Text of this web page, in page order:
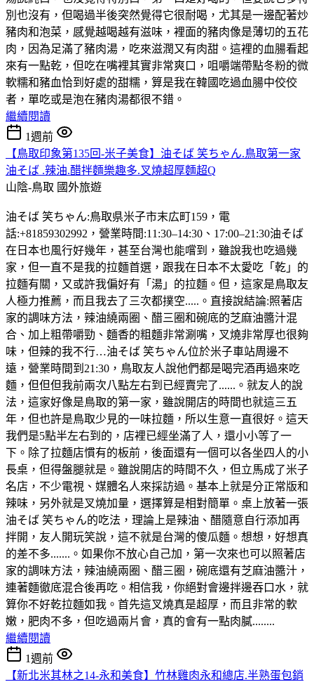
別也沒有，但喝過半後突然覺得它很耐喝，尤其是一邊配著炒
豬肉和泡菜，感覺越喝越有滋味，裡面的豬肉像是薄切的五花
肉，因為足滿了豬肉湯，吃來滋潤又有肉甜。這裡的血腸看起
來有一點乾，但吃在嘴裡其實非常爽口，咀嚼端帶點冬粉的微
軟糯和豬血恰到好處的甜糯，算是我在韓國吃過血腸中佼佼
者，單吃或是泡在豬肉湯都很不錯。
繼續閱讀
1週前
【鳥取印象第135回-米子美食】油そば 笑ちゃん.鳥取第一家
油そば .辣油.醋拌麵樂趣多.叉燒超厚麵超Q
山陰-鳥取 國外旅遊
油そば 笑ちゃん:鳥取県米子市末広町159，電
話:+81859302992，營業時間:11:30–14:30、17:00–21:30油そば
在日本也風行好幾年，甚至台灣也能嚐到，雖說我也吃過幾
家，但一直不是我的拉麵首選，跟我在日本不太愛吃「乾」的
拉麵有關，又或許我偏好有「湯」的拉麵。但，這家是鳥取友
人極力推薦，而且我去了三次都撲空.....。直接說結論:照著店
家的調味方法，辣油繞兩圈、醋三圈和碗底的芝麻油醬汁混
合、加上粗帶嚼勁、麵香的粗麵非常涮嘴，叉燒非常厚也很夠
味，但辣的我不行…油そば 笑ちゃん位於米子車站周邊不
遠，營業時間到21:30，鳥取友人說他們都是喝完酒再過來吃
麵，但但但我前兩次八點左右到已經賣完了......。就友人的說
法，這家好像是鳥取的第一家，雖說開店的時間也就這三五
年，但也許是鳥取少見的一味拉麵，所以生意一直很好。這天
我們是5點半左右到的，店裡已經坐滿了人，還小小等了一
下。除了拉麵店慣有的板前，後面還有一個可以各坐四人的小
長桌，但得盤腿就是。雖說開店的時間不久，但立馬成了米子
名店，不少電視、媒體名人來採訪過。基本上就是分正常版和
辣味，另外就是叉燒加量，選擇算是相對簡單。桌上放著一張
油そば 笑ちゃん的吃法，理論上是辣油、醋隨意自行添加再
拌開，友人開玩笑說，這不就是台灣的傻瓜麵。想想，好想真
的差不多.......。如果你不放心自己加，第一次來也可以照著店
家的調味方法，辣油繞兩圈、醋三圈，碗底還有芝麻油醬汁，
連著麵徹底混合後再吃。相信我，你絕對會邊拌邊吞口水，就
算你不好乾拉麵如我。首先這叉燒真是超厚，而且非常的軟
嫩，肥肉不多，但吃過兩片會，真的會有一點肉膩........
繼續閱讀
1週前
【新北米其林之14-永和美食】竹林雞肉永和總店.半熟蛋包銷